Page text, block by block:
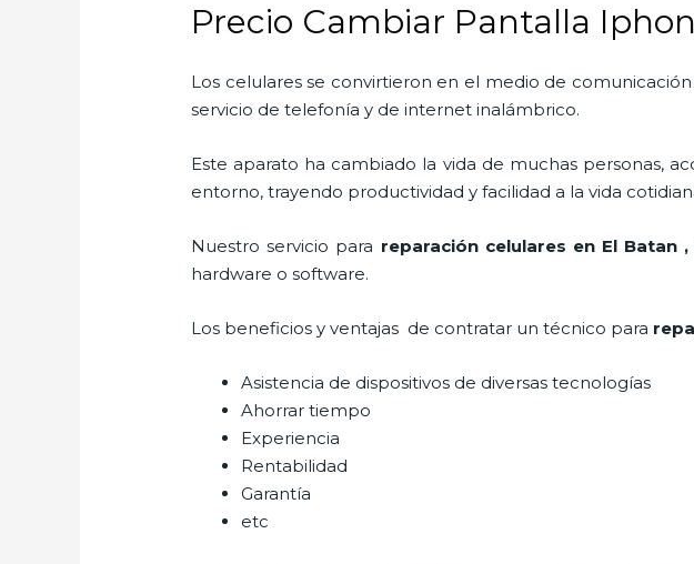
Precio Cambiar Pantalla
Los celulares se convirtieron en el medio de
servicio de telefonía y de internet inalámbrico.
Este aparato ha cambiado la vida de muchas personas,
entorno, trayendo productividad y facilidad a la vida
Nuestro servicio para reparación celulares en El Batan ,
hardware o software.
Los beneficios y ventajas de contratar un técnico para
Asistencia de dispositivos de diversas tecnologías
Ahorrar tiempo
Experiencia
Rentabilidad
Garantía
etc